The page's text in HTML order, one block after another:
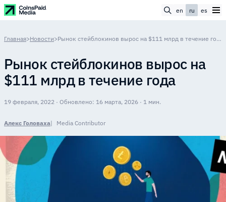
en ru es
Главная>Новости> Рынок стейблокинов вырос на $111 млрд в течение года
Рынок стейблокинов вырос на
$111 млрд в течение года
19 февраля, 2022 · Обновлено: 16 марта, 2026 · 1 мин.
Алекс Головаха Media Contributor